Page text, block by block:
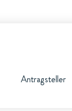
Antragsteller